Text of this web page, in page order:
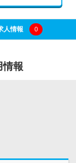
人情報 0
情報